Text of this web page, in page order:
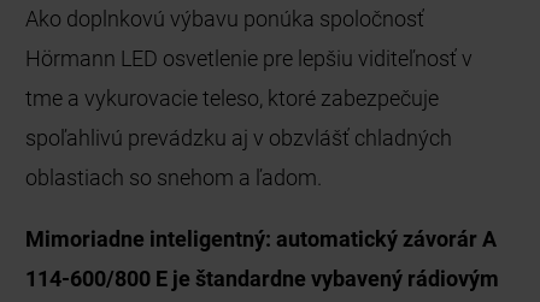
Ako doplnkovú výbavu ponúka spoločnosť
Hörmann LED osvetlenie pre lepšiu viditeľnosť v
tme a vykurovacie teleso, ktoré zabezpečuje
spoľahlivú prevádzku aj v obzvlášť chladných
oblastiach so snehom a ľadom.
Mimoriadne inteligentný: automatický závorár A
114-600/800 E je štandardne vybavený rádiovým